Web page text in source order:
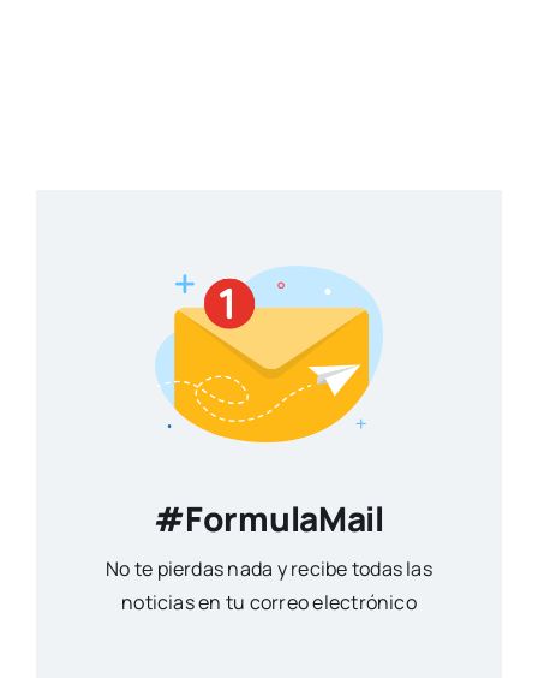
#FormulaMail
No te pierdas nada y recibe todas las
noticias en tu correo electrónico